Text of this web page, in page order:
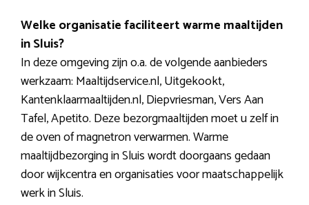
Welke organisatie faciliteert warme maaltijden
in Sluis?
In deze omgeving zijn o.a. de volgende aanbieders
werkzaam: Maaltijdservice.nl, Uitgekookt,
Kantenklaarmaaltijden.nl, Diepvriesman, Vers Aan
Tafel, Apetito. Deze bezorgmaaltijden moet u zelf in
de oven of magnetron verwarmen. Warme
maaltijdbezorging in Sluis wordt doorgaans gedaan
door wijkcentra en organisaties voor maatschappelijk
werk in Sluis.